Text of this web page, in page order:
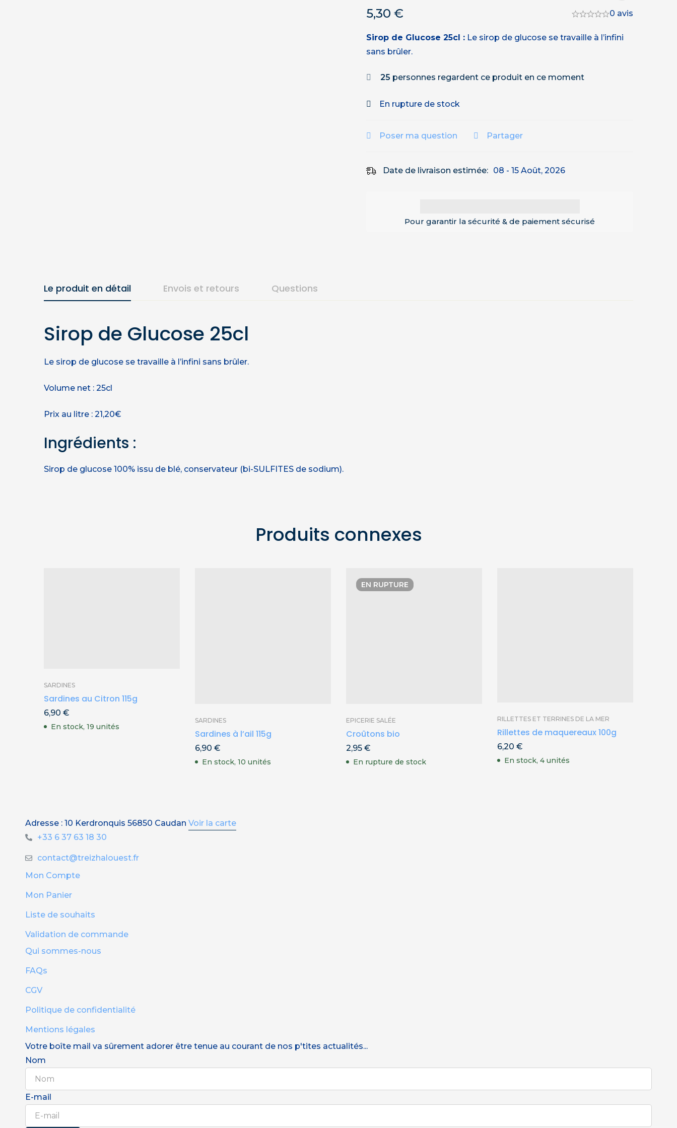
5,30 € 0 avis
Sirop de Glucose 25cl : Le sirop de glucose se travaille à l’infini
sans brûler.
25 personnes regardent ce produit en ce moment
En rupture de stock
Poser ma question Partager
Date de livraison estimée: 08 - 15 Août, 2026
Pour garantir la sécurité & de paiement sécurisé
Le produit en détail Envois et retours Questions
Sirop de Glucose 25cl
Le sirop de glucose se travaille à l’infini sans brûler.
Volume net : 25cl
Prix au litre : 21,20€
Ingrédients :
Sirop de glucose 100% issu de blé, conservateur (bi-SULFITES de sodium).
Produits connexes
SARDINES
Sardines au Citron 115g
6,90 €
En stock, 19 unités
SARDINES
Sardines à l’ail 115g
6,90 €
En stock, 10 unités
EN RUPTURE
EPICERIE SALÉE
Croûtons bio
2,95 €
En rupture de stock
RILLETTES ET TERRINES DE LA MER
Rillettes de maquereaux 100g
6,20 €
En stock, 4 unités
Adresse : 10 Kerdronquis 56850 Caudan Voir la carte
+33 6 37 63 18 30
contact@treizhalouest.fr
Mon Compte
Mon Panier
Liste de souhaits
Validation de commande
Qui sommes-nous
FAQs
CGV
Politique de confidentialité
Mentions légales
Votre boîte mail va sûrement adorer être tenue au courant de nos p'tites actualités...
Nom
E-mail